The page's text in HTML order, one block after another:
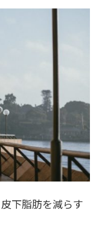
下脂肪を減らす